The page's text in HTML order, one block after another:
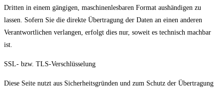
Dritten in einem gängigen, maschinenlesbaren Format aushändigen zu
lassen. Sofern Sie die direkte Übertragung der Daten an einen anderen
Verantwortlichen verlangen, erfolgt dies nur, soweit es technisch machbar
ist.
SSL- bzw. TLS-Verschlüsselung
Diese Seite nutzt aus Sicherheitsgründen und zum Schutz der Übertragung